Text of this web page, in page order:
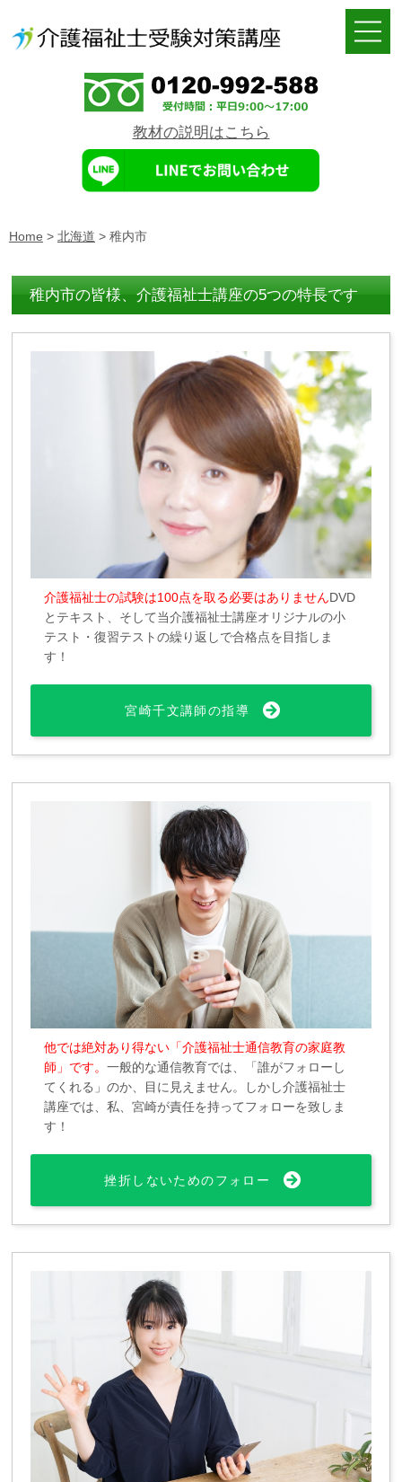
教材の説明はこちら
Home > 北海道 > 稚内市
稚内市の皆様、介護福祉士講座の5つの特長です
介護福祉士の試験は100点を取る必要はありませんDVD
とテキスト、そして当介護福祉士講座オリジナルの小
テスト・復習テストの繰り返しで合格点を目指しま
す！
宮崎千文講師の指導
他では絶対あり得ない「介護福祉士通信教育の家庭教
師」です。一般的な通信教育では、「誰がフォローし
てくれる」のか、目に見えません。しかし介護福祉士
講座では、私、宮崎が責任を持ってフォローを致しま
す！
挫折しないためのフォロー